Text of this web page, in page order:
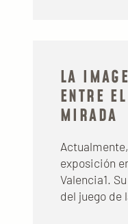
LA
ENTRE
MIRADA
exposición
Valencia1.
del juego de